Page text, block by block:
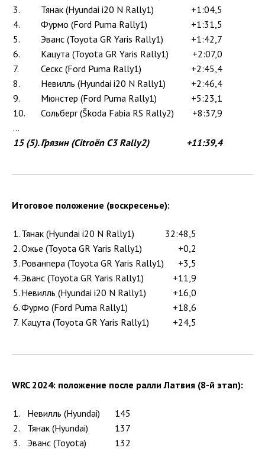
3.
Тянак (Hyundai i20 N Rally1)
+1:04,5
4.
Фурмо (Ford Puma Rally1)
+1:31,5
5.
Эванс (Toyota GR Yaris Rally1)
+1:42,7
6.
Кацута (Toyota GR Yaris Rally1)
+2:07,0
7.
Сескс (Ford Puma Rally1)
+2:45,4
8.
Невилль (Hyundai i20 N Rally1)
+2:46,4
9.
Мюнстер (Ford Puma Rally1)
+5:23,1
10.
Сольберг (Škoda Fabia RS Rally2)
+8:37,9
...
15 (5).Грязин (Citroën C3 Rally2) +11:39,4
Итоговое положение (воскресенье):
1. Тянак (Hyundai i20 N Rally1)
32:48,5
2.Ожье (Toyota GR Yaris Rally1)
+0,2
3. Рованпера (Toyota GR Yaris Rally1)
+3,5
4.Эванс (Toyota GR Yaris Rally1)
+11,9
5. Невилль (Hyundai i20 N Rally1)
+16,0
6.Фурмо (Ford Puma Rally1)
+18,6
7. Кацута (Toyota GR Yaris Rally1) +24,5
WRC 2024: положение после ралли Латвия (8-й этап):
1. Невилль (Hyundai)
145
2.
Тянак (Hyundai)
137
3.
Эванс (Toyota)
132